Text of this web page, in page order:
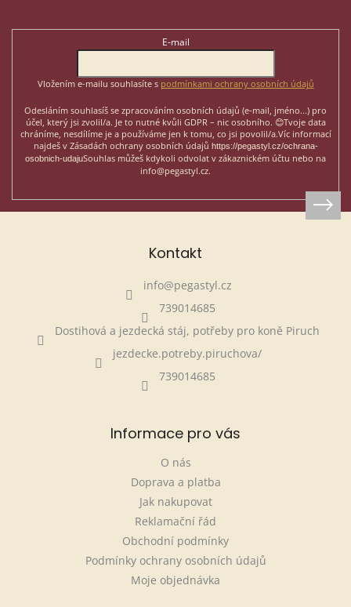
E-mail
Vložením e-mailu souhlasíte s podmínkami ochrany osobních údajů
Odesláním souhlasíš se zpracováním osobních údajů (e-mail, jméno...) pro
účel, který jsi zvolil/a. Je to nutné kvůli GDPR – nic osobního. 😊Tvoje data
chráníme, nesdílíme je a používáme jen k tomu, co jsi povolil/a.Víc informací
najdeš v Zásadách ochrany osobních údajů https://pegastyl.cz/ochrana-
osobnich-udajuSouhlas můžeš kdykoli odvolat v zákaznickém účtu nebo na
info@pegastyl.cz.
Kontakt
info@pegastyl.cz
739014685
Dostihová a jezdecká stáj, potřeby pro koně Piruch
jezdecke.potreby.piruchova/
739014685
Informace pro vás
O nás
Doprava a platba
Jak nakupovat
Reklamační řád
Obchodní podmínky
Podmínky ochrany osobních údajů
Moje objednávka